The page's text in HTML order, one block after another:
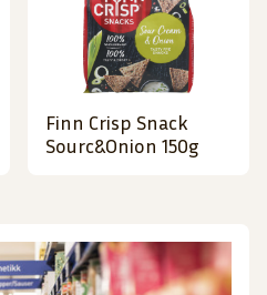
Finn Crisp Snack
Sourc&Onion 150g